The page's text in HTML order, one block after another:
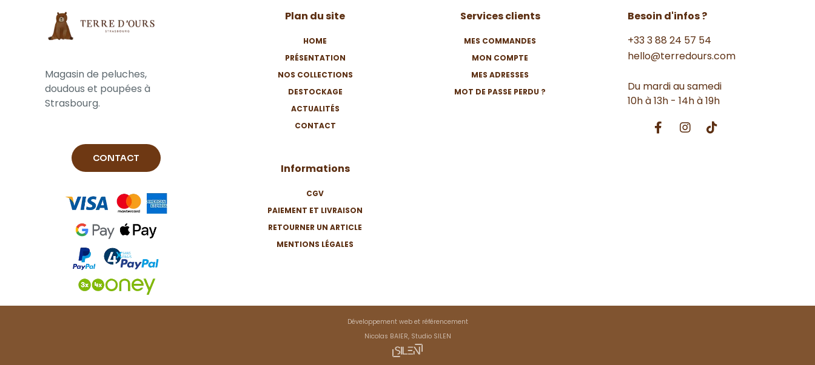
Magasin de peluches,
doudous et poupées à
Strasbourg.
CONTACT
Plan du site
HOME
PRÉSENTATION
NOS COLLECTIONS
DESTOCKAGE
ACTUALITÉS
CONTACT
Informations
CGV
PAIEMENT ET LIVRAISON
RETOURNER UN ARTICLE
MENTIONS LÉGALES
Services clients
MES COMMANDES
MON COMPTE
MES ADRESSES
MOT DE PASSE PERDU ?
Besoin d'infos ?
+33 3 88 24 57 54
hello@terredours.com
Du mardi au samedi
10h à 13h - 14h à 19h
Développement web et référencement
Nicolas BAIER, Studio SILEN